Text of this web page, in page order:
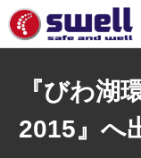
6つの特徴
サービスメニ
『びわ湖
2015』へ